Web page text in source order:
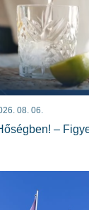
08. 06.
–